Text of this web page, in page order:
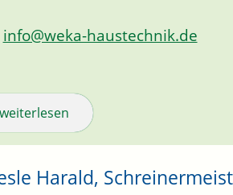
info@weka-haustechnik.de
weiterlesen
Harald,